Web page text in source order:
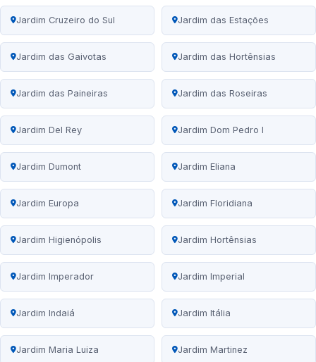
Jardim Cruzeiro do Sul Jardim das Estações
Jardim das Gaivotas Jardim das Hortênsias
Jardim das Paineiras Jardim das Roseiras
Jardim Del Rey Jardim Dom Pedro I
Jardim Dumont Jardim Eliana
Jardim Europa Jardim Floridiana
Jardim Higienópolis Jardim Hortênsias
Jardim Imperador Jardim Imperial
Jardim Indaiá Jardim Itália
Jardim Maria Luiza Jardim Martinez